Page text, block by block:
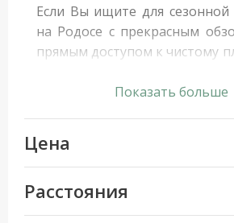
Если Вы ищите для
на Родосе с прекрасным
прямым доступом к чистому
приватностью –
протяженного и
галечного пляжа, вдоль
приятно совершать
или неторопливые вечерние
Показать больше
Цена
Расстояния